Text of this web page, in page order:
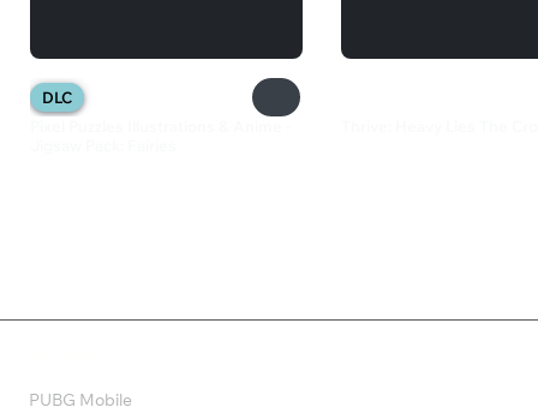
DLC
PUBG Mobile